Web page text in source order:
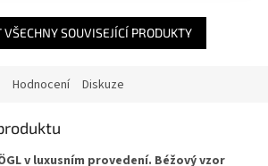
SOUVISEJÍCÍ PRODUKTY
Hodnocení Diskuze
v luxusním provedení. Béžový vzor